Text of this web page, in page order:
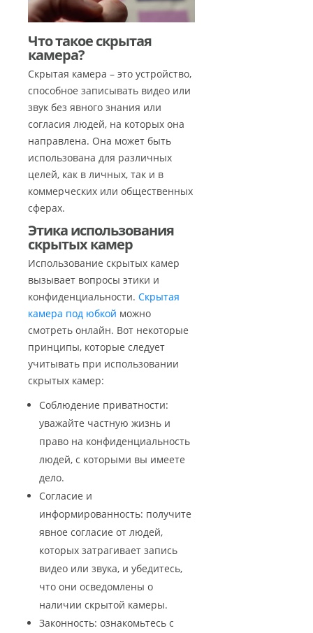
Что такое скрытая
камера?
Скрытая камера – это устройство,
способное записывать видео или
звук без явного знания или
согласия людей, на которых она
направлена. Она может быть
использована для различных
целей, как в личных, так и в
коммерческих или общественных
сферах.
Этика использования
скрытых камер
Использование скрытых камер
вызывает вопросы этики и
конфиденциальности. Скрытая
камера под юбкой можно
смотреть онлайн. Вот некоторые
принципы, которые следует
учитывать при использовании
скрытых камер:
Соблюдение приватности:
уважайте частную жизнь и
право на конфиденциальность
людей, с которыми вы имеете
дело.
Согласие и
информированность: получите
явное согласие от людей,
которых затрагивает запись
видео или звука, и убедитесь,
что они осведомлены о
наличии скрытой камеры.
Законность: ознакомьтесь с